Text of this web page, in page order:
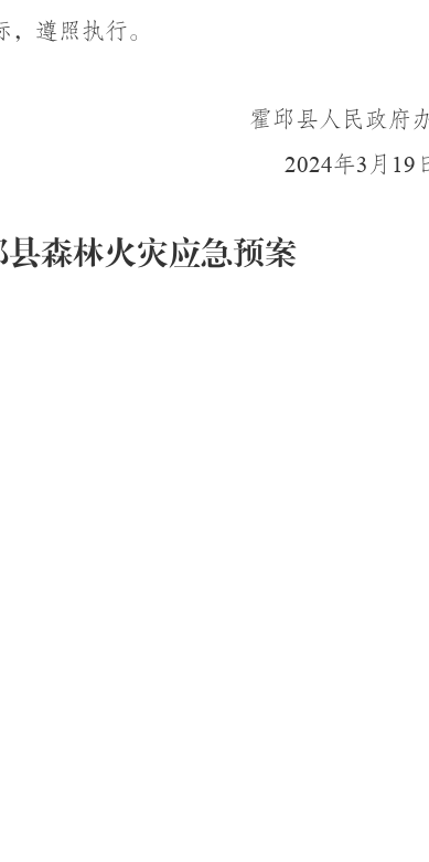
遵照执行。
霍邱县人民政府
2024年3 月 19
县森林火灾应急预案